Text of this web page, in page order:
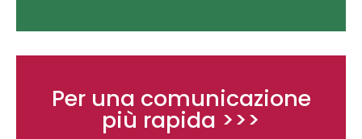
Per una comunicazione
più rapida >>>